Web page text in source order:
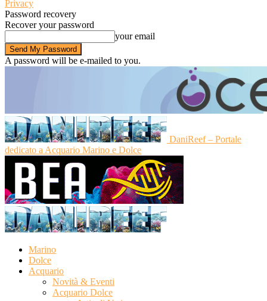
Privacy
Password recovery
Recover your password
your email
A password will be e-mailed to you.
DaniReef – Portale
dedicato a Acquario Marino e Dolce
Marino
Dolce
Acquario
Novità & Eventi
Acquario Dolce